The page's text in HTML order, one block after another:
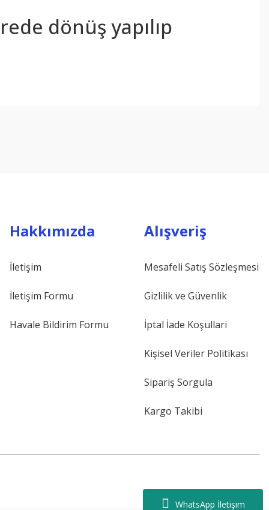
WhatsApp İletişim
dönüş yapılıp
Hakkımızda
İletişim
İletişim Formu
Havale Bildirim Formu
Alışveriş
Mesafeli Satış Sözleşmesi
Gizlilik ve Güvenlik
İptal İade Koşullari
Kişisel Veriler Politikası
Sipariş Sorgula
Kargo Takibi